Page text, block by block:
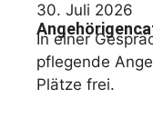
30. Juli 2026
In einer
pflegende
Plätze frei.